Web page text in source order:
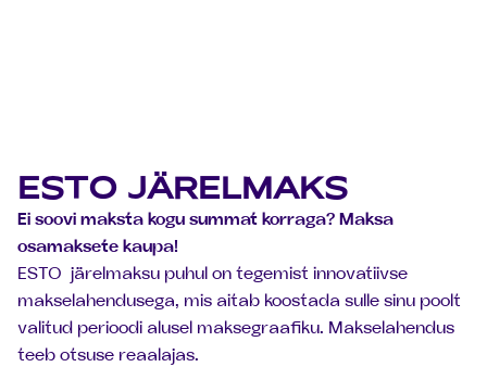
ESTO JÄRELMAKS
Ei soovi maksta kogu summat korraga? Maksa
osamaksete kaupa!
ESTO järelmaksu puhul on tegemist innovatiivse
makselahendusega, mis aitab koostada sulle sinu poolt
valitud perioodi alusel maksegraafiku. Makselahendus
teeb otsuse reaalajas.